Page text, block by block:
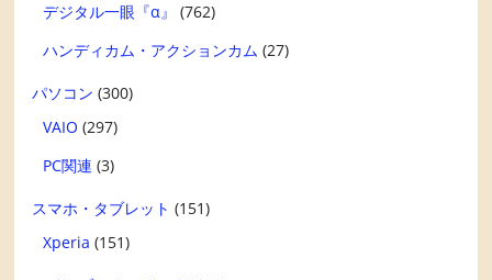
デジタル一眼『α』
(762)
ハンディカム・アクションカム (27)
パソコン (300)
VAIO (297)
PC関連 (3)
スマホ・タブレット (151)
Xperia (151)